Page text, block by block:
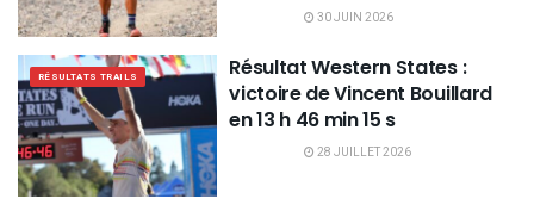
30 JUIN 2026
RÉSULTATS TRAILS
Résultat Western States :
victoire de Vincent Bouillard
en 13 h 46 min 15 s
28 JUILLET 2026